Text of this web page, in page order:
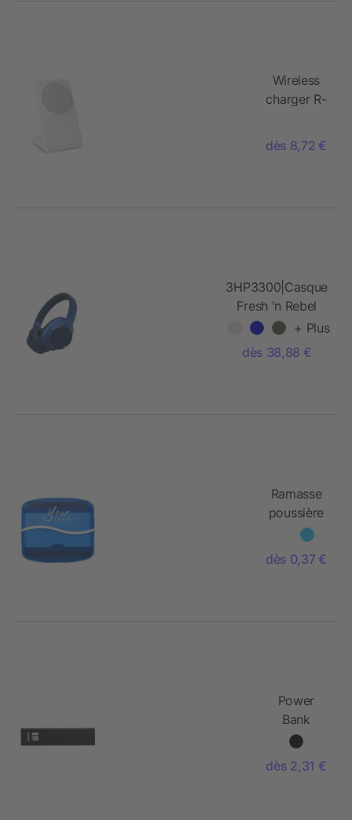
Wireless
charger R-
dès 8,72 €
3HP3300|Casque
Fresh 'n Rebel
Clam Fuse ANC
+ Plus
dès 38,88 €
Ramasse
poussière
dès 0,37 €
Power
Bank
équipé
batterie Li-
dès 2,31 €